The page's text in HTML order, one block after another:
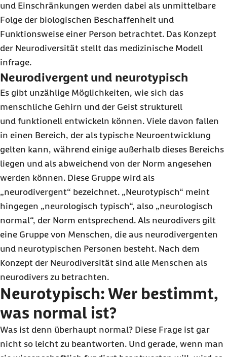
und Einschränkungen werden dabei als unmittelbare
Folge der biologischen Beschaffenheit und
Funktionsweise einer Person betrachtet. Das Konzept
der Neurodiversität stellt das medizinische Modell
infrage.
Neurodivergent und neurotypisch
Es gibt unzählige Möglichkeiten, wie sich das
menschliche Gehirn und der Geist strukturell
und funktionell entwickeln können. Viele davon fallen
in einen Bereich, der als typische Neuroentwicklung
gelten kann, während einige außerhalb dieses Bereichs
liegen und als abweichend von der Norm angesehen
werden können. Diese Gruppe wird als
„neurodivergent“ bezeichnet. „Neurotypisch“ meint
hingegen „neurologisch typisch“, also „neurologisch
normal“, der Norm entsprechend. Als neurodivers gilt
eine Gruppe von Menschen, die aus neurodivergenten
und neurotypischen Personen besteht. Nach dem
Konzept der Neurodiversität sind alle Menschen als
neurodivers zu betrachten.
Neurotypisch: Wer bestimmt,
was normal ist?
Was ist denn überhaupt normal? Diese Frage ist gar
nicht so leicht zu beantworten. Und gerade, wenn man